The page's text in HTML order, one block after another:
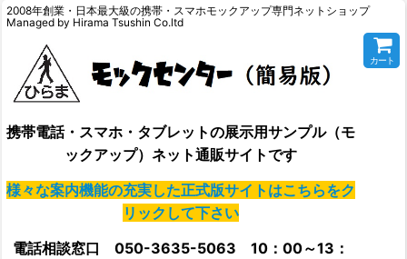
2008年創業・日本最大級の携帯・スマホモックアップ専門ネットショップ
Managed by Hirama Tsushin Co.ltd
携帯電話・スマホ・タブレットの展示用サンプル（モ
ックアップ）ネット通販サイトです
様々な案内機能の充実した正式版サイトはこちらをク
リックして下さい
電話相談窓口 050-3635-5063 10：00～13：
カート